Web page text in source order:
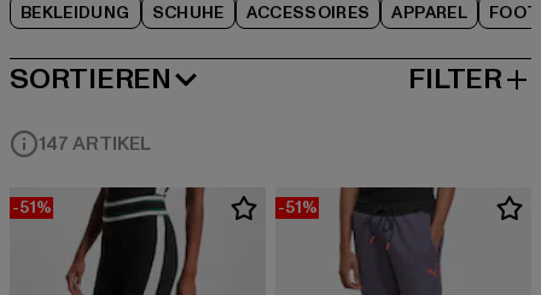
BEKLEIDUNG SCHUHE ACCESSOIRES APPAREL
SORTIEREN
BELIEBTESTE FILTER
147 ARTIKEL
-51% -51%